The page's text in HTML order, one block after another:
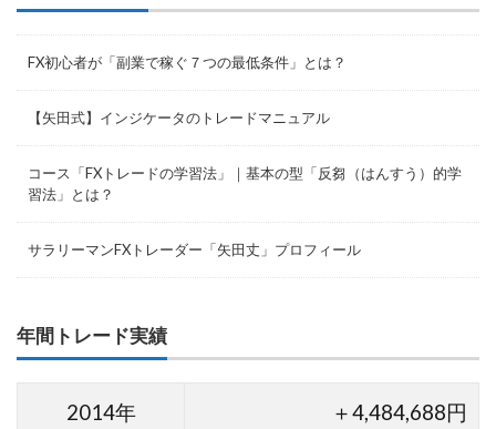
FX初心者が「副業で稼ぐ７つの最低条件」とは？
【矢田式】インジケータのトレードマニュアル
コース「FXトレードの学習法」｜基本の型「反芻（はんすう）的学
習法」とは？
サラリーマンFXトレーダー「矢田丈」プロフィール
年間トレード実績
2014年 ＋4,484,688円